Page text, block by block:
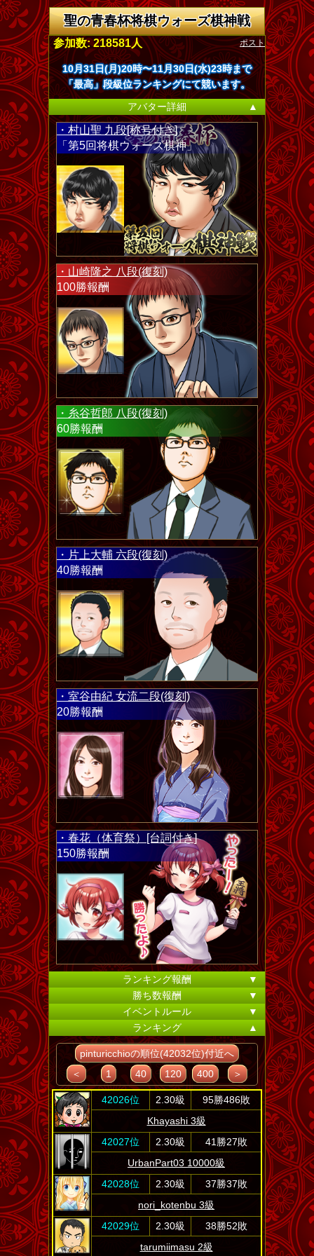
聖の青春杯将棋ウォーズ棋神戦
ポスト
参加数: 218581人
10月31日(月)20時〜11月30日(水)23時まで
「最高」段級位ランキングにて競います。
アバター詳細
▲
・村山聖 九段[称号付き]
「第5回将棋ウォーズ棋神」
・山崎隆之 八段(復刻)
100勝報酬
・糸谷哲郎 八段(復刻)
60勝報酬
・片上大輔 六段(復刻)
40勝報酬
・室谷由紀 女流二段(復刻)
20勝報酬
・春花（体育祭）[台詞付き]
150勝報酬
ランキング報酬
▼
勝ち数報酬
▼
イベントルール
▼
ランキング
▲
pinturicchioの順位(42032位)付近へ
＜
1 40 120 400 ＞
42026位 2.30級
95勝486敗
Khayashi 3級
42027位
2.30級
41勝27敗
UrbanPart03 10000級
42028位
2.30級
37勝37敗
nori_kotenbu 3級
42029位
2.30級
38勝52敗
tarumiimasu 2級